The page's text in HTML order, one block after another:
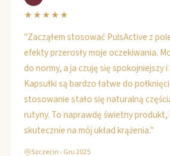
★★★★★
"Zacząłem stosować PulsActive z
efekty przerosły moje oczekiwania.
do normy, a ja czuję się spokojniejszy
Kapsułki są bardzo łatwe do
stosowanie stało się naturalną
rutyny. To naprawdę świetny produkt,
skutecznie na mój układ krążenia."
Szczecin - Gru 2025